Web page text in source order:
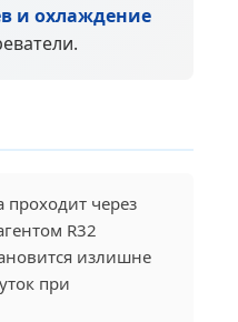
и охлаждение
через
R32
излишне
при